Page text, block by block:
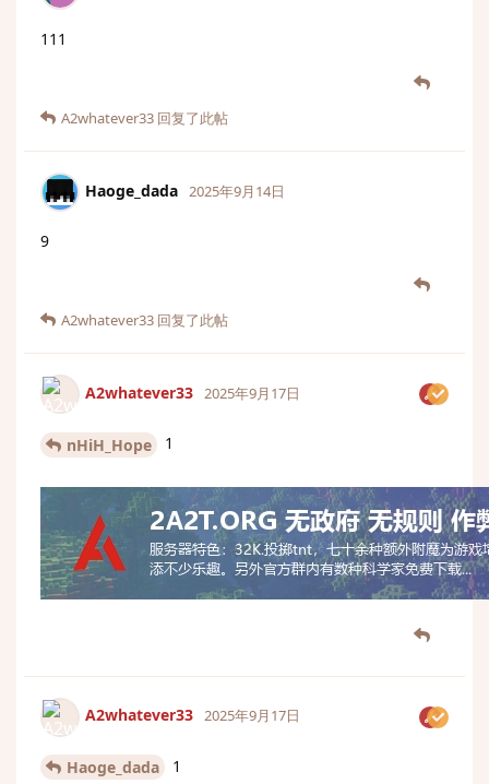
111
A2whatever33 回复了此帖
Haoge_dada 2025年9月14日
9
A2whatever33 回复了此帖
A2whatever33 2025年9月17日
nHiH_Hope 1
A2whatever33 2025年9月17日
Haoge_dada 1